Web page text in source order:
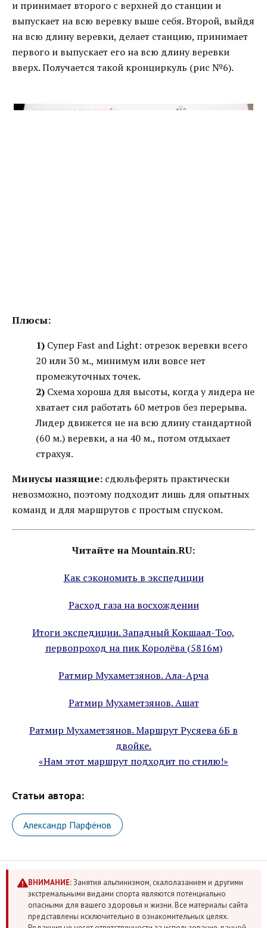
и принимает второго с верхней до станции и
выпускает на всю веревку выше себя. Второй, выйдя
на всю длину веревки, делает станцию, принимает
первого и выпускает его на всю длину веревки
вверх. Получается такой кронциркуль (рис №6).
Плюсы:
1) Супер Fast and Light: отрезок веревки всего
20 или 30 м., минимум или вовсе нет
промежуточных точек.
2) Схема хороша для высоты, когда у лидера не
хватает сил работать 60 метров без перерыва.
Лидер движется не на всю длину стандартной
(60 м.) веревки, а на 40 м., потом отдыхает
страхуя.
Минусы назящие: сдюльферять практически
невозможно, поэтому подходит лишь для опытных
команд и для маршрутов с простым спуском.
Читайте на Mountain.RU:
Как сэкономить в экспедиции
Расход газа на восхождении
Итоги экспедиции. Западный Кокшаал-Тоо,
первопроход на пик Королёва (5816м)
Ратмир Мухаметзянов. Ала-Арча
Ратмир Мухаметзянов. Ашат
Ратмир Мухаметзянов. Маршрут Русяева 6Б в
двойке.
«Нам этот маршрут подходит по стилю!»
Статьи автора:
Александр Парфёнов
ВНИМАНИЕ:Занятия альпинизмом, скалолазанием и другими
экстремальными видами спорта являются потенциально
опасными для вашего здоровья и жизни. Все материалы сайта
представлены исключительно в ознакомительных целях.